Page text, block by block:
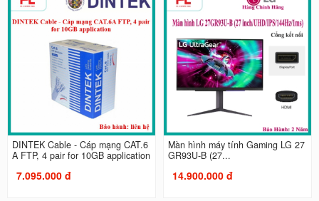
DINTEK Cable - Cáp mạng CAT.6
A FTP, 4 pair for 10GB application
7.095.000 đ
Màn hình máy tính Gaming LG 27
GR93U-B (27...
14.900.000 đ